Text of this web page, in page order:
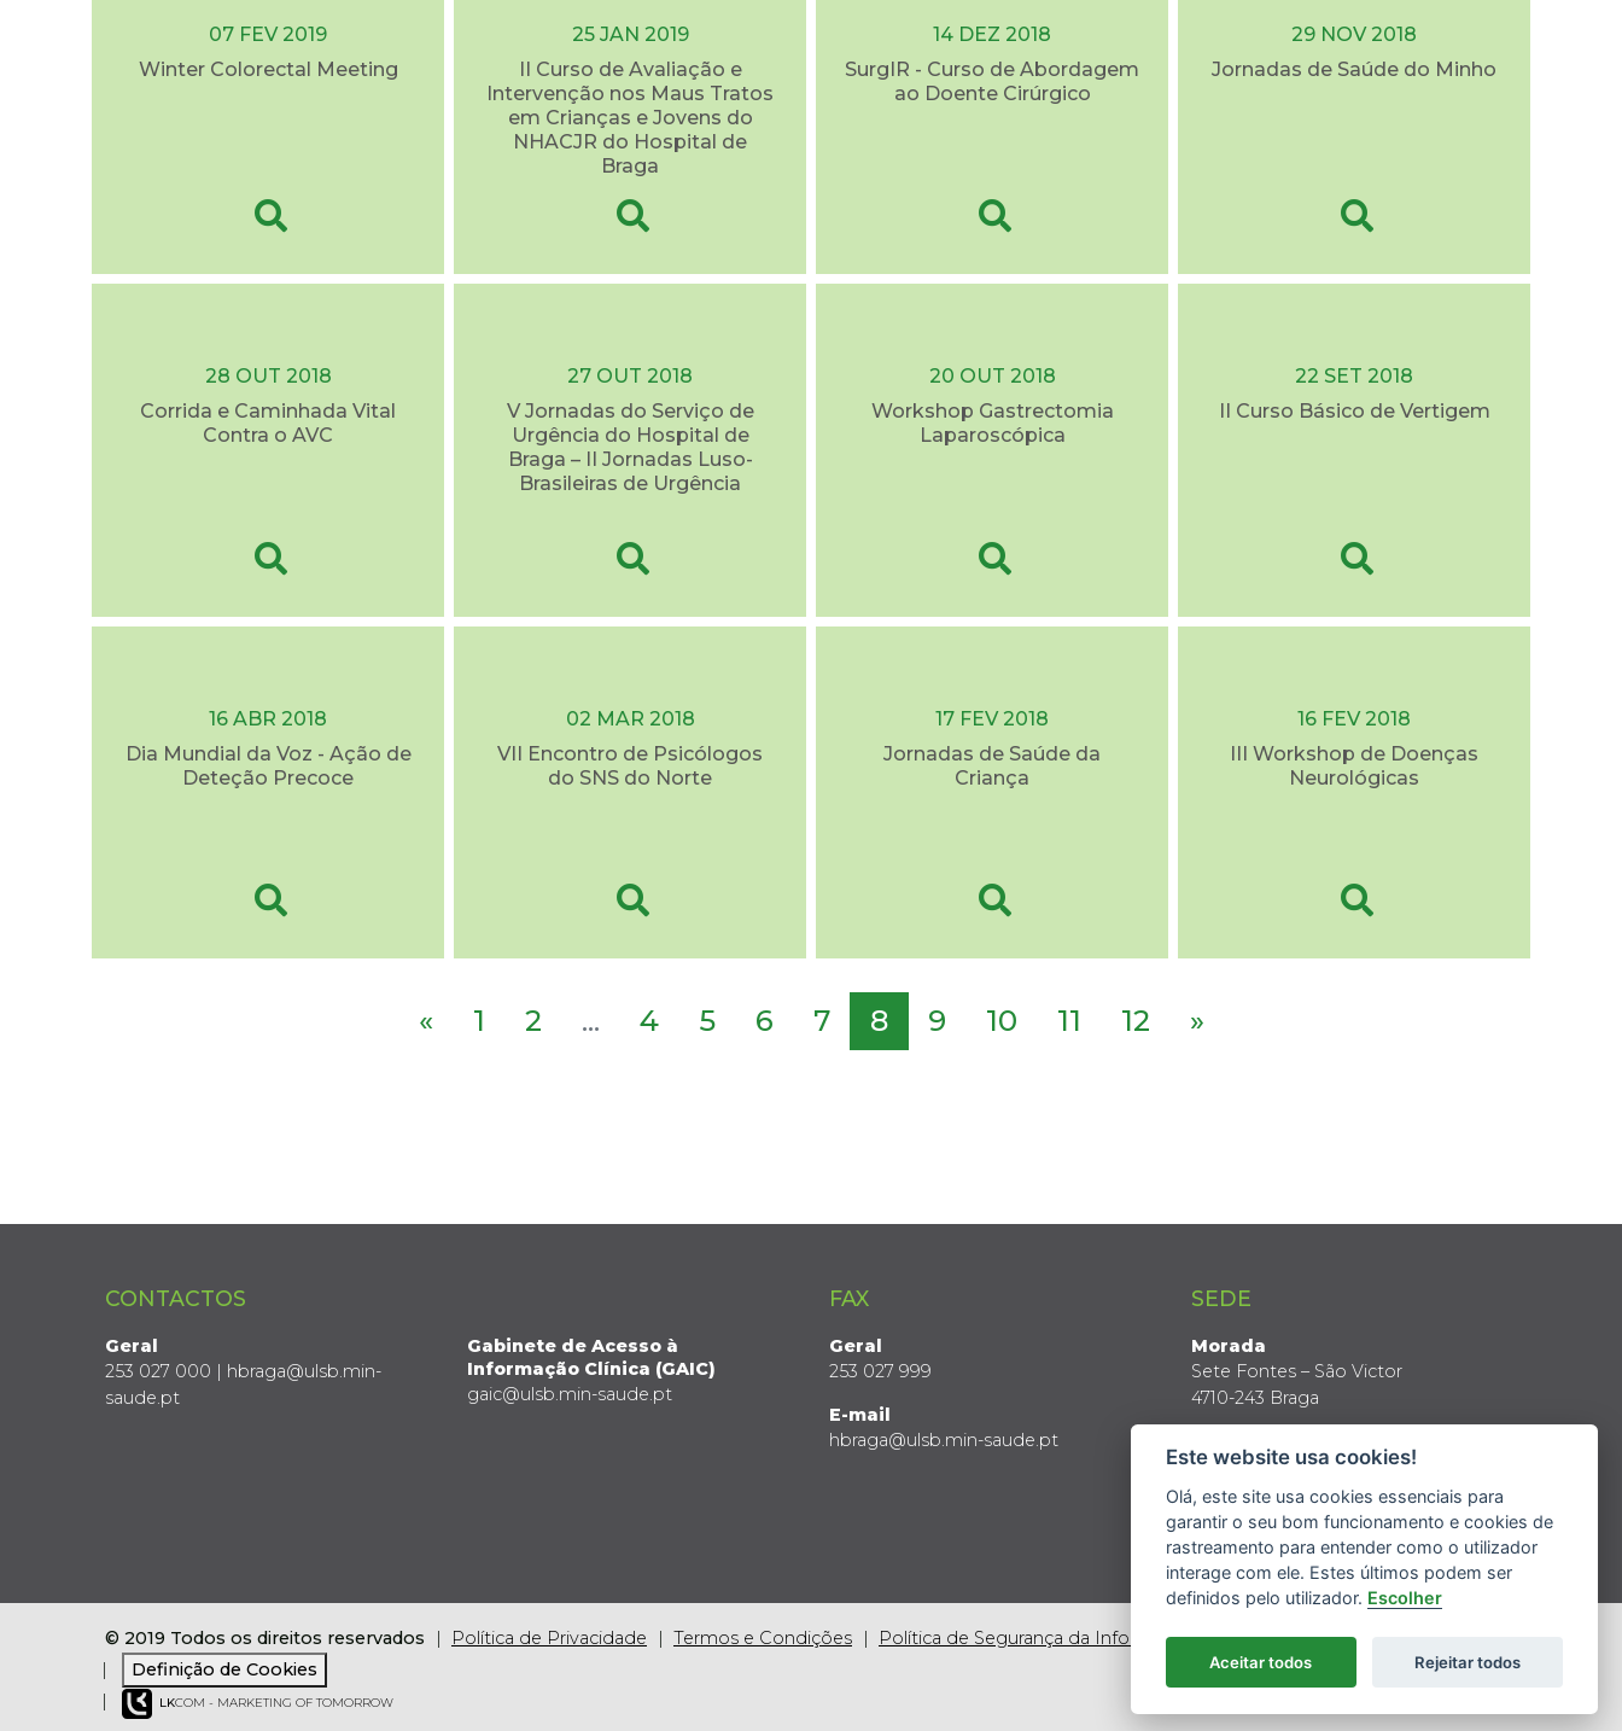
07 FEV 2019
Winter Colorectal Meeting
25 JAN 2019
II Curso de Avaliação e
Intervenção nos Maus Tratos
em Crianças e Jovens do
NHACJR do Hospital de
Braga
14 DEZ 2018
SurgIR - Curso de Abordagem
ao Doente Cirúrgico
29 NOV 2018
Jornadas de Saúde do Minho
28 OUT 2018
Corrida e Caminhada Vital
Contra o AVC
27 OUT 2018
V Jornadas do Serviço de
Urgência do Hospital de
Braga – II Jornadas Luso-
Brasileiras de Urgência
20 OUT 2018
Workshop Gastrectomia
Laparoscópica
22 SET 2018
II Curso Básico de Vertigem
16 ABR 2018
Dia Mundial da Voz - Ação de
Deteção Precoce
02 MAR 2018
VII Encontro de Psicólogos
do SNS do Norte
17 FEV 2018
Jornadas de Saúde da
Criança
16 FEV 2018
III Workshop de Doenças
Neurológicas
« 1 2 ... 4 5 6 7 8 9 10 11 12 »
CONTACTOS
Geral
253 027 000 | hbraga@ulsb.min-
saude.pt
Gabinete de Acesso à
Informação Clínica (GAIC)
gaic@ulsb.min-saude.pt
FAX
Geral
253 027 999
E-mail
hbraga@ulsb.min-saude.pt
SEDE
Morada
Sete Fontes – São Victor
4710-243 Braga
Latitude: 41º 34’ N
Longitude: 8º 24’ W
© 2019 Todos os direitos reservados Política de Privacidade Termos e Condições
Política de Segurança da Informação
Definição de Cookies
LKCOM - MARKETING OF TOMORROW
Este website usa cookies!
Olá, este site usa cookies essenciais para
garantir o seu bom funcionamento e cookies de
rastreamento para entender como o utilizador
interage com ele. Estes últimos podem ser
definidos pelo utilizador. Escolher
Aceitar todos Rejeitar todos